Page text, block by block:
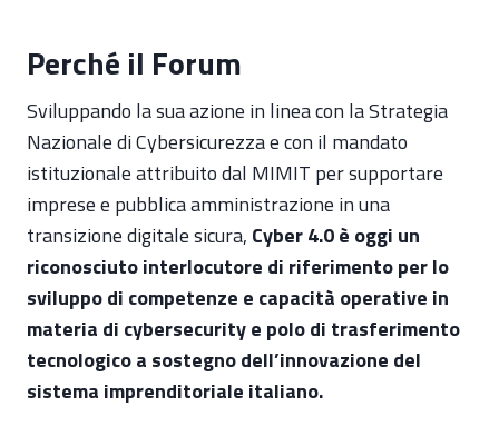
Perché il Forum
Sviluppando la sua azione in linea con la Strategia
Nazionale di Cybersicurezza e con il mandato
istituzionale attribuito dal MIMIT per supportare
imprese e pubblica amministrazione in una
transizione digitale sicura, Cyber 4.0 è oggi un
riconosciuto interlocutore di riferimento per lo
sviluppo di competenze e capacità operative in
materia di cybersecurity e polo di trasferimento
tecnologico a sostegno dell’innovazione del
sistema imprenditoriale italiano.